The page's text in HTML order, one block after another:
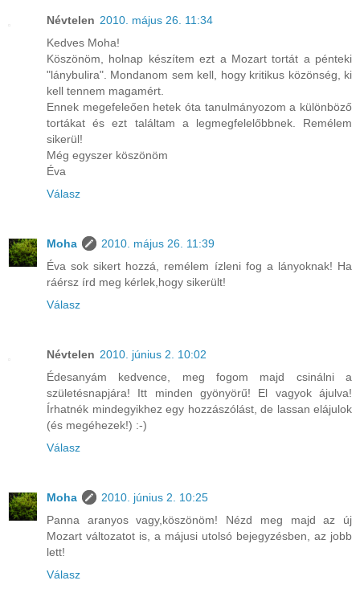
Névtelen 2010. május 26. 11:34
Kedves Moha!
Köszönöm, holnap készítem ezt a Mozart tortát a pénteki
"lánybulira". Mondanom sem kell, hogy kritikus közönség, ki
kell tennem magamért.
Ennek megefeleően hetek óta tanulmányozom a különböző
tortákat és ezt találtam a legmegfelelőbbnek. Remélem
sikerül!
Még egyszer köszönöm
Éva
Válasz
Moha
2010. május 26. 11:39
Éva sok sikert hozzá, remélem ízleni fog a lányoknak! Ha
ráérsz írd meg kérlek,hogy sikerült!
Válasz
Névtelen 2010. június 2. 10:02
Édesanyám kedvence, meg fogom majd csinálni a
születésnapjára! Itt minden gyönyörű! El vagyok ájulva!
Írhatnék mindegyikhez egy hozzászólást, de lassan elájulok
(és megéhezek!) :-)
Válasz
Moha
2010. június 2. 10:25
Panna aranyos vagy,köszönöm! Nézd meg majd az új
Mozart változatot is, a májusi utolsó bejegyzésben, az jobb
lett!
Válasz